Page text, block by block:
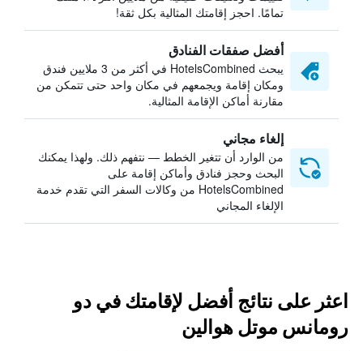
تمامًا. احجز إقامتك المثالية بكل ثقة!
أفضل صفقات الفنادق
يبحث HotelsCombined في أكثر من 3 ملايين فندق
ومكان إقامة ويجمعهم في مكان واحد حتى تتمكن من
مقارنة أماكن الإقامة المثالية.
إلغاء مجاني
من الوارد أن تتغير الخطط — نتفهم ذلك. ولهذا يمكنك
البحث وحجز فنادق وأماكن إقامة على
HotelsCombined من وكالات السفر التي تقدم خدمة
الإلغاء المجاني
اعثر على نتائج أفضل لإقامتك في دو
رومانس موتل هوالين